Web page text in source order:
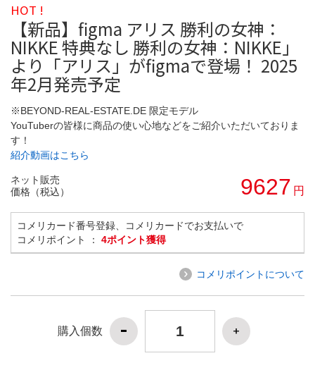
HOT !
【新品】figma アリス 勝利の女神：
NIKKE 特典なし 勝利の女神：NIKKE」
より「アリス」がfigmaで登場！ 2025
年2月発売予定
※BEYOND-REAL-ESTATE.DE 限定モデル
YouTuberの皆様に商品の使い心地などをご紹介いただいておりま
す！
紹介動画はこちら
ネット販売
価格（税込）
9627 円
コメリカード番号登録、コメリカードでお支払いで
コメリポイント ： 4ポイント獲得
コメリポイントについて
購入個数